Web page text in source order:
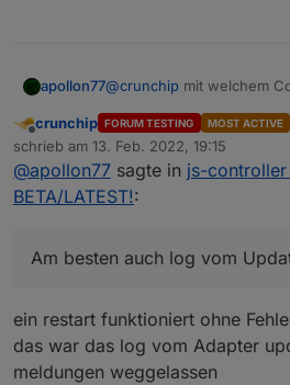
apollon77@crunchip mit welchem
Lese ich den log Auszug
einem Start nach dem
Kommt der Fehler wieder
Edit: und bitte mehr log
besten auch log vom
Offline
crunchip FORUM TESTING MOST ACTIVE
schrieb am 13. Feb. 2022, 19:15
zuletzt editiert von
@apollon77 sagte in js-
BETA/LATEST!:
Am besten auch log vom
ein restart funktioniert ohne
das war das log vom Adapter
meldungen weggelassen